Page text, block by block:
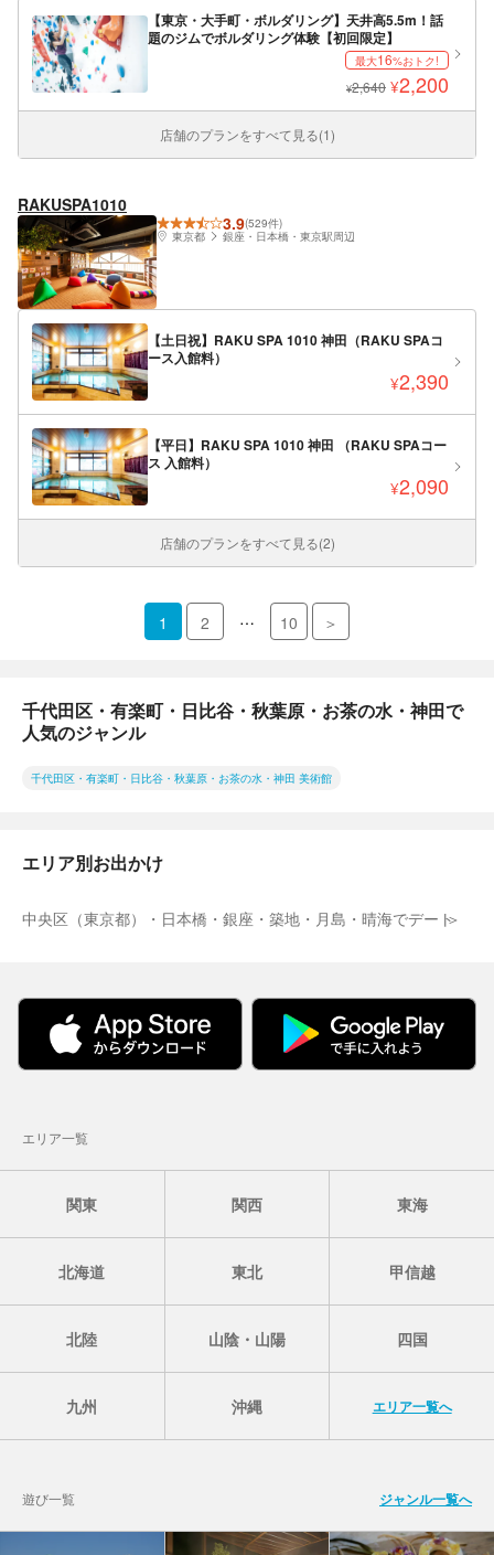
【東京・大手町・ボルダリング】天井高5.5m！話
題のジムでボルダリング体験【初回限定】
最大16%おトク!
¥2,640 ¥2,200
店舗のプランをすべて見る(1)
RAKUSPA1010
3.9(529件)
東京都
銀座・日本橋・東京駅周辺
【土日祝】RAKU SPA 1010 神田（RAKU SPAコ
ース入館料）
¥2,390
【平日】RAKU SPA 1010 神田 （RAKU SPAコー
ス 入館料）
¥2,090
店舗のプランをすべて見る(2)
1 2 … 10 ＞
千代田区・有楽町・日比谷・秋葉原・お茶の水・神田で
人気のジャンル
千代田区・有楽町・日比谷・秋葉原・お茶の水・神田 美術館
エリア別お出かけ
中央区（東京都）・日本橋・銀座・築地・月島・晴海でデート
エリア一覧
関東 関西 東海
北海道 東北 甲信越
北陸 山陰・山陽 四国
九州 沖縄 エリア一覧へ
遊び一覧 ジャンル一覧へ